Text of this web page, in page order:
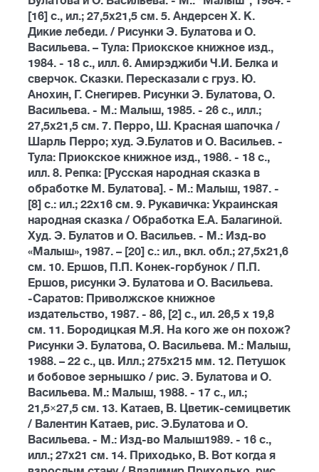
[16] с., ил.; 27,5x21,5 см. 5. Андерсен Х. К.
Дикие лебеди. / Рисунки Э. Булатова и О.
Васильева. – Тула: Приокское книжное изд.,
1984. - 18 с., илл. 6. Амирэджиби Ч.И. Белка и
сверчок. Сказки. Пересказали с груз. Ю.
Анохин, Г. Снегирев. Рисунки Э. Булатова, О.
Васильева. - М.: Малыш, 1985. - 26 с., илл.;
27,5х21,5 см. 7. Перро, Ш. Красная шапочка /
Шарль Перро; худ. Э.Булатов и О. Васильев. -
Тула: Приокское книжное изд., 1986. - 18 с.,
илл. 8. Репка: [Русская народная сказка в
обработке М. Булатова]. - М.: Малыш, 1987. -
[8] с.: ил.; 22х16 см. 9. Рукавичка: Украинская
народная сказка / Обработка Е.А. Балагиной.
Худ. Э. Булатов и О. Васильев. - М.: Изд-во
«Малыш», 1987. – [20] с.: ил., вкл. обл.; 27,5х21,6
см. 10. Ершов, П.П. Конек-горбунок / П.П.
Ершов, рисунки Э. Булатова и О. Васильева.
-Саратов: Приволжское книжное
издательство, 1987. - 86, [2] с., ил. 26,5 х 19,8
см. 11. Бородицкая М.Я. На кого же он похож?
Рисунки Э. Булатова, О. Васильева. М.: Малыш,
1988. – 22 с., цв. Илл.; 275х215 мм. 12. Петушок
и бобовое зернышко / рис. Э. Булатова и О.
Васильева. М.: Малыш, 1988. - 17 с., ил.;
21,5×27,5 см. 13. Катаев, В. Цветик-семицветик
/ Валентин Катаев, рис. Э.Булатова и О.
Васильева. - М.: Изд-во Малыш1989. - 16 с.,
илл.; 27х21 см. 14. Приходько, В. Вот когда я